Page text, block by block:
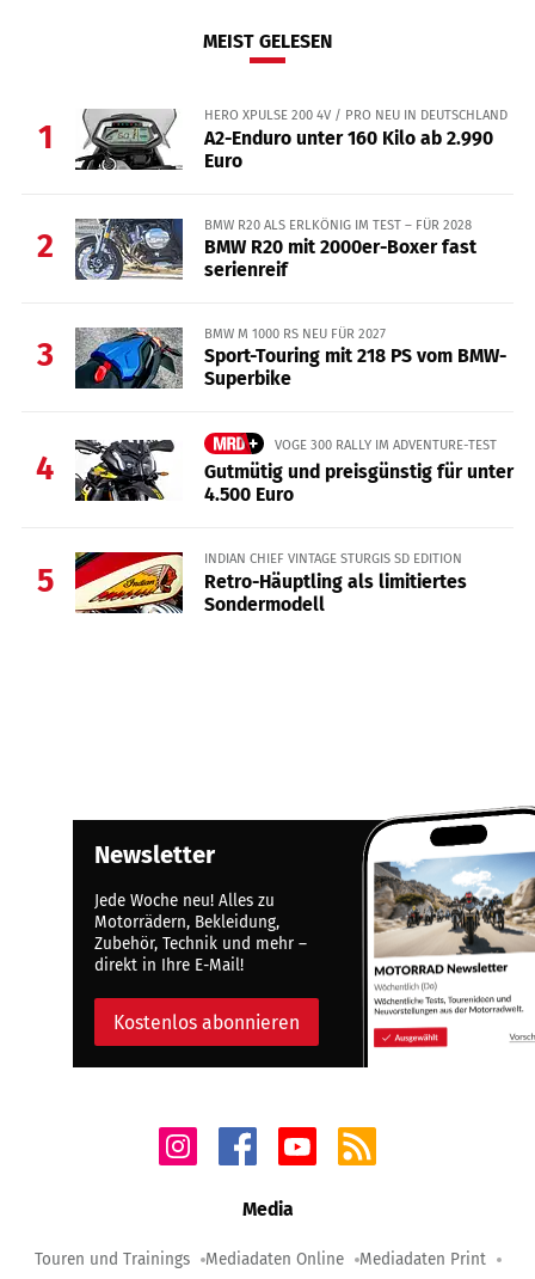
MEIST GELESEN
1
HERO XPULSE 200 4V / PRO NEU IN DEUTSCHLAND
A2-Enduro unter 160 Kilo ab 2.990
Euro
2
BMW R20 ALS ERLKÖNIG IM TEST – FÜR 2028
BMW R20 mit 2000er-Boxer fast
serienreif
3
BMW M 1000 RS NEU FÜR 2027
Sport-Touring mit 218 PS vom BMW-
Superbike
4
VOGE 300 RALLY IM ADVENTURE-TEST
Gutmütig und preisgünstig für unter
4.500 Euro
5
INDIAN CHIEF VINTAGE STURGIS SD EDITION
Retro-Häuptling als limitiertes
Sondermodell
Newsletter
Jede Woche neu! Alles zu
Motorrädern, Bekleidung,
Zubehör, Technik und mehr –
direkt in Ihre E-Mail!
Kostenlos abonnieren
Media
Touren und Trainings Mediadaten Online Mediadaten Print